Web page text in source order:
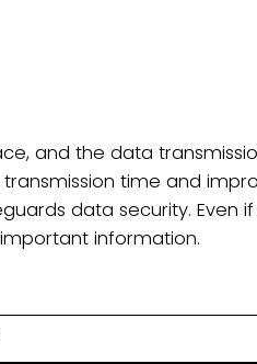
and the data
time and
data security. Even if
information.